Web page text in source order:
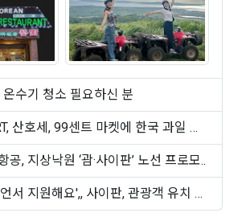
수기 청소 필요하신 분
공, 지상낙원 ‘괌·사이판’ 노선 프로모..
서 지원해요',, 사이판, 관광객 유치 마